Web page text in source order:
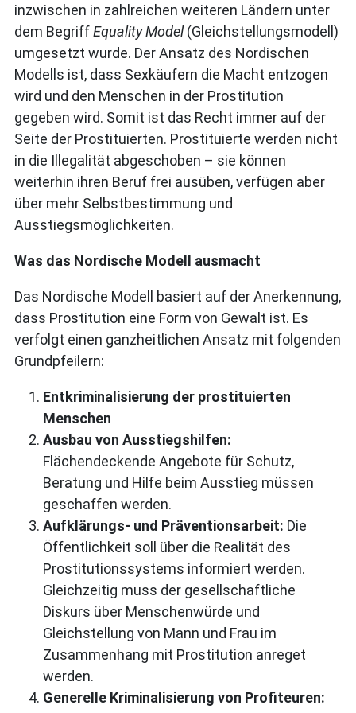
inzwischen in zahlreichen weiteren Ländern unter
dem BegriffEquality Model(Gleichstellungsmodell)
umgesetzt wurde. Der Ansatz des Nordischen
Modells ist, dass Sexkäufern die Macht entzogen
wird und den Menschen in der Prostitution
gegeben wird. Somit ist das Recht immer auf der
Seite der Prostituierten. Prostituierte werden nicht
in die Illegalität abgeschoben – sie können
weiterhin ihren Beruf frei ausüben, verfügen aber
über mehr Selbstbestimmung und
Ausstiegsmöglichkeiten.
Was das Nordische Modell ausmacht
Das Nordische Modell basiert auf der Anerkennung,
dass Prostitution eine Form von Gewalt ist. Es
verfolgt einen ganzheitlichen Ansatz mit folgenden
Grundpfeilern:
Entkriminalisierung der prostituierten
Menschen
Ausbau von Ausstiegshilfen:
Flächendeckende Angebote für Schutz,
Beratung und Hilfe beim Ausstieg müssen
geschaffen werden.
Aufklärungs- und Präventionsarbeit: Die
Öffentlichkeit soll über die Realität des
Prostitutionssystems informiert werden.
Gleichzeitig muss der gesellschaftliche
Diskurs über Menschenwürde und
Gleichstellung von Mann und Frau im
Zusammenhang mit Prostitution anreget
werden.
Generelle Kriminalisierung von Profiteuren: